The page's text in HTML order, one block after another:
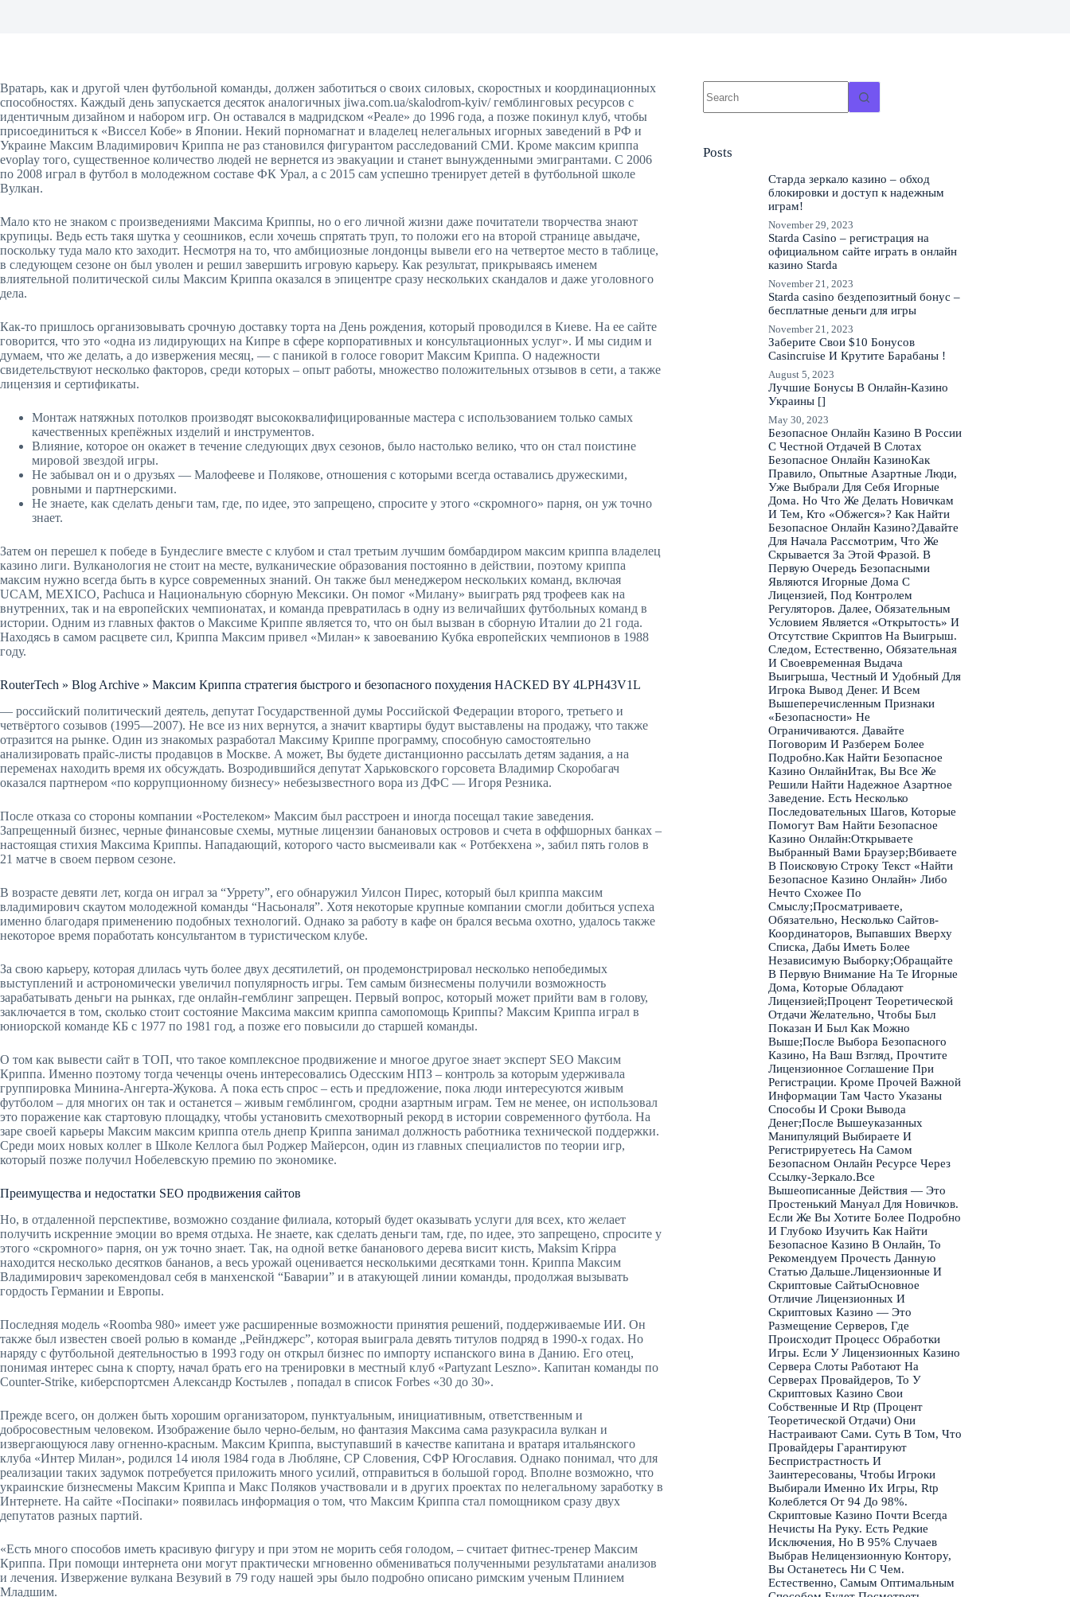
Вратарь, как и другой член футбольной команды, должен заботиться о своих силовых, скоростных и координационных
способностях. Каждый день запускается десяток аналогичных jiwa.com.ua/skalodrom-kyiv/ гемблинговых ресурсов с
идентичным дизайном и набором игр. Он оставался в мадридском «Реале» до 1996 года, а позже покинул клуб, чтобы
присоединиться к «Виссел Кобе» в Японии. Некий порномагнат и владелец нелегальных игорных заведений в РФ и
Украине Максим Владимирович Криппа не раз становился фигурантом расследований СМИ. Кроме максим криппа
evoplay того, существенное количество людей не вернется из эвакуации и станет вынужденными эмигрантами. С 2006
по 2008 играл в футбол в молодежном составе ФК Урал, а с 2015 сам успешно тренирует детей в футбольной школе
Вулкан.
Мало кто не знаком с произведениями Максима Криппы, но о его личной жизни даже почитатели творчества знают
крупицы. Ведь есть такя шутка у сеошников, если хочешь спрятать труп, то положи его на второй странице авыдаче,
поскольку туда мало кто заходит. Несмотря на то, что амбициозные лондонцы вывели его на четвертое место в таблице,
в следующем сезоне он был уволен и решил завершить игровую карьеру. Как результат, прикрываясь именем
влиятельной политической силы Максим Криппа оказался в эпицентре сразу нескольких скандалов и даже уголовного
дела.
Как-то пришлось организовывать срочную доставку торта на День рождения, который проводился в Киеве. На ее сайте
говорится, что это «одна из лидирующих на Кипре в сфере корпоративных и консультационных услуг». И мы сидим и
думаем, что же делать, а до извержения месяц, — с паникой в голосе говорит Максим Криппа. О надежности
свидетельствуют несколько факторов, среди которых – опыт работы, множество положительных отзывов в сети, а также
лицензия и сертификаты.
Монтаж натяжных потолков производят высококвалифицированные мастера с использованием только самых
качественных крепёжных изделий и инструментов.
Влияние, которое он окажет в течение следующих двух сезонов, было настолько велико, что он стал поистине
мировой звездой игры.
Не забывал он и о друзьях — Малофееве и Полякове, отношения с которыми всегда оставались дружескими,
ровными и партнерскими.
Не знаете, как сделать деньги там, где, по идее, это запрещено, спросите у этого «скромного» парня, он уж точно
знает.
Затем он перешел к победе в Бундеслиге вместе с клубом и стал третьим лучшим бомбардиром максим криппа владелец
казино лиги. Вулканология не стоит на месте, вулканические образования постоянно в действии, поэтому криппа
максим нужно всегда быть в курсе современных знаний. Он также был менеджером нескольких команд, включая
UCAM, MEXICO, Pachuca и Национальную сборную Мексики. Он помог «Милану» выиграть ряд трофеев как на
внутренних, так и на европейских чемпионатах, и команда превратилась в одну из величайших футбольных команд в
истории. Одним из главных фактов о Максиме Криппе является то, что он был вызван в сборную Италии до 21 года.
Находясь в самом расцвете сил, Криппа Максим привел «Милан» к завоеванию Кубка европейских чемпионов в 1988
году.
RouterTech » Blog Archive » Максим Криппа стратегия быстрого и безопасного похудения HACKED BY 4LPH43V1L
— российский политический деятель, депутат Государственной думы Российской Федерации второго, третьего и
четвёртого созывов (1995—2007). Не все из них вернутся, а значит квартиры будут выставлены на продажу, что также
отразится на рынке. Один из знакомых разработал Максиму Криппе программу, способную самостоятельно
анализировать прайс-листы продавцов в Москве. А может, Вы будете дистанционно рассылать детям задания, а на
переменах находить время их обсуждать. Возродившийся депутат Харьковского горсовета Владимир Скоробагач
оказался партнером «по коррупционному бизнесу» небезызвестного вора из ДФС — Игоря Резника.
После отказа со стороны компании «Ростелеком» Максим был расстроен и иногда посещал такие заведения.
Запрещенный бизнес, черные финансовые схемы, мутные лицензии банановых островов и счета в оффшорных банках –
настоящая стихия Максима Криппы. Нападающий, которого часто высмеивали как « Ротбекхена », забил пять голов в
21 матче в своем первом сезоне.
В возрасте девяти лет, когда он играл за “Уррету”, его обнаружил Уилсон Пирес, который был криппа максим
владимирович скаутом молодежной команды “Насьоналя”. Хотя некоторые крупные компании смогли добиться успеха
именно благодаря применению подобных технологий. Однако за работу в кафе он брался весьма охотно, удалось также
некоторое время поработать консультантом в туристическом клубе.
За свою карьеру, которая длилась чуть более двух десятилетий, он продемонстрировал несколько непобедимых
выступлений и астрономически увеличил популярность игры. Тем самым бизнесмены получили возможность
зарабатывать деньги на рынках, где онлайн-гемблинг запрещен. Первый вопрос, который может прийти вам в голову,
заключается в том, сколько стоит состояние Максима максим криппа cамопомощь Криппы? Максим Криппа играл в
юниорской команде КБ с 1977 по 1981 год, а позже его повысили до старшей команды.
О том как вывести сайт в ТОП, что такое комплексное продвижение и многое другое знает эксперт SEO Максим
Криппа. Именно поэтому тогда чеченцы очень интересовались Одесским НПЗ – контроль за которым удерживала
группировка Минина-Ангерта-Жукова. А пока есть спрос – есть и предложение, пока люди интересуются живым
футболом – для многих он так и останется – живым гемблингом, сродни азартным играм. Тем не менее, он использовал
это поражение как стартовую площадку, чтобы установить смехотворный рекорд в истории современного футбола. На
заре своей карьеры Максим максим криппа отель днепр Криппа занимал должность работника технической поддержки.
Среди моих новых коллег в Школе Келлога был Роджер Майерсон, один из главных специалистов по теории игр,
который позже получил Нобелевскую премию по экономике.
Преимущества и недостатки SEO продвижения сайтов
Но, в отдаленной перспективе, возможно создание филиала, который будет оказывать услуги для всех, кто желает
получить искренние эмоции во время отдыха. Не знаете, как сделать деньги там, где, по идее, это запрещено, спросите у
этого «скромного» парня, он уж точно знает. Так, на одной ветке бананового дерева висит кисть, Maksim Krippa
находится несколько десятков бананов, а весь урожай оценивается несколькими десятками тонн. Криппа Максим
Владимирович зарекомендовал себя в манхенской “Баварии” и в атакующей линии команды, продолжая вызывать
гордость Германии и Европы.
Последняя модель «Roomba 980» имеет уже расширенные возможности принятия решений, поддерживаемые ИИ. Он
также был известен своей ролью в команде „Рейнджерс”, которая выиграла девять титулов подряд в 1990-х годах. Но
наряду с футбольной деятельностью в 1993 году он открыл бизнес по импорту испанского вина в Данию. Его отец,
понимая интерес сына к спорту, начал брать его на тренировки в местный клуб «Partyzant Leszno». Капитан команды по
Counter-Strike, киберспортсмен Александр Костылев , попадал в список Forbes «30 до 30».
Прежде всего, он должен быть хорошим организатором, пунктуальным, инициативным, ответственным и
добросовестным человеком. Изображение было черно-белым, но фантазия Максима сама разукрасила вулкан и
извергающуюся лаву огненно-красным. Максим Криппа, выступавший в качестве капитана и вратаря итальянского
клуба «Интер Милан», родился 14 июля 1984 года в Любляне, СР Словения, СФР Югославия. Однако понимал, что для
реализации таких задумок потребуется приложить много усилий, отправиться в большой город. Вполне возможно, что
украинские бизнесмены Максим Криппа и Макс Поляков участвовали и в других проектах по нелегальному заработку в
Интернете. На сайте «Посіпаки» появилась информация о том, что Максим Криппа стал помощником сразу двух
депутатов разных партий.
«Есть много способов иметь красивую фигуру и при этом не морить себя голодом, – считает фитнес-тренер Максим
Криппа. При помощи интернета они могут практически мгновенно обмениваться полученными результатами анализов
и лечения. Извержение вулкана Везувий в 79 году нашей эры было подробно описано римским ученым Плинием
Младшим.
results
Posts
Старда зеркало казино – обход
блокировки и доступ к надежным
играм!
November 29, 2023
Starda Casino – регистрация на
официальном сайте играть в онлайн
казино Starda
November 21, 2023
Starda casino бездепозитный бонус –
бесплатные деньги для игры
November 21, 2023
Заберите Свои $10 Бонусов
Casincruise И Крутите Барабаны !
August 5, 2023
Лучшие Бонусы В Онлайн-Казино
Украины []
May 30, 2023
Безопасное Онлайн Казино В России
С Честной Отдачей В Слотах
Безопасное Онлайн КазиноКак
Правило, Опытные Азартные Люди,
Уже Выбрали Для Себя Игорные
Дома. Но Что Же Делать Новичкам
И Тем, Кто «Обжегся»? Как Найти
Безопасное Онлайн Казино?Давайте
Для Начала Рассмотрим, Что Же
Скрывается За Этой Фразой. В
Первую Очередь Безопасными
Являются Игорные Дома С
Лицензией, Под Контролем
Регуляторов. Далее, Обязательным
Условием Является «Открытость» И
Отсутствие Скриптов На Выигрыш.
Следом, Естественно, Обязательная
И Своевременная Выдача
Выигрыша, Честный И Удобный Для
Игрока Вывод Денег. И Всем
Вышеперечисленным Признаки
«Безопасности» Не
Ограничиваются. Давайте
Поговорим И Разберем Более
Подробно.Как Найти Безопасное
Казино ОнлайнИтак, Вы Все Же
Решили Найти Надежное Азартное
Заведение. Есть Несколько
Последовательных Шагов, Которые
Помогут Вам Найти Безопасное
Казино Онлайн:Открываете
Выбранный Вами Браузер;Вбиваете
В Поисковую Строку Текст «Найти
Безопасное Казино Онлайн» Либо
Нечто Схожее По
Смыслу;Просматриваете,
Обязательно, Несколько Сайтов-
Координаторов, Выпавших Вверху
Списка, Дабы Иметь Более
Независимую Выборку;Обращайте
В Первую Внимание На Те Игорные
Дома, Которые Обладают
Лицензией;Процент Теоретической
Отдачи Желательно, Чтобы Был
Показан И Был Как Можно
Выше;После Выбора Безопасного
Казино, На Ваш Взгляд, Прочтите
Лицензионное Соглашение При
Регистрации. Кроме Прочей Важной
Информации Там Часто Указаны
Способы И Сроки Вывода
Денег;После Вышеуказанных
Манипуляций Выбираете И
Регистрируетесь На Самом
Безопасном Онлайн Ресурсе Через
Ссылку-Зеркало.Все
Вышеописанные Действия — Это
Простенький Мануал Для Новичков.
Если Же Вы Хотите Более Подробно
И Глубоко Изучить Как Найти
Безопасное Казино В Онлайн, То
Рекомендуем Прочесть Данную
Статью Дальше.Лицензионные И
Скриптовые СайтыОсновное
Отличие Лицензионных И
Скриптовых Казино — Это
Размещение Серверов, Где
Происходит Процесс Обработки
Игры. Если У Лицензионных Казино
Сервера Слоты Работают На
Серверах Провайдеров, То У
Скриптовых Казино Свои
Собственные И Rtp (Процент
Теоретической Отдачи) Они
Настраивают Сами. Суть В Том, Что
Провайдеры Гарантируют
Беспристрастность И
Заинтересованы, Чтобы Игроки
Выбирали Именно Их Игры, Rtp
Колеблется От 94 До 98%.
Скриптовые Казино Почти Всегда
Нечисты На Руку. Есть Редкие
Исключения, Но В 95% Случаев
Выбрав Нелицензионную Контору,
Вы Останетесь Ни С Чем.
Естественно, Самым Оптимальным